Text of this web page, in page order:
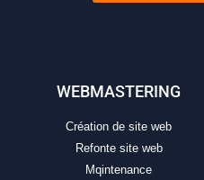
WEBMASTERING
Création de site web
Refonte site web
Mqintenance